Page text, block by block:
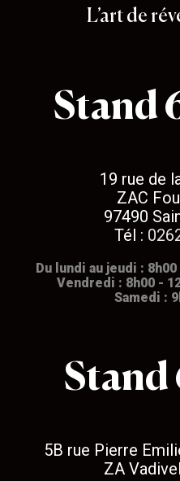
L’art de
Stand
19 rue de
ZAC
97490
Tél :
Du lundi au jeudi :
Vendredi : 8h00 -
Samedi :
Stand
5B rue Pierre
ZA